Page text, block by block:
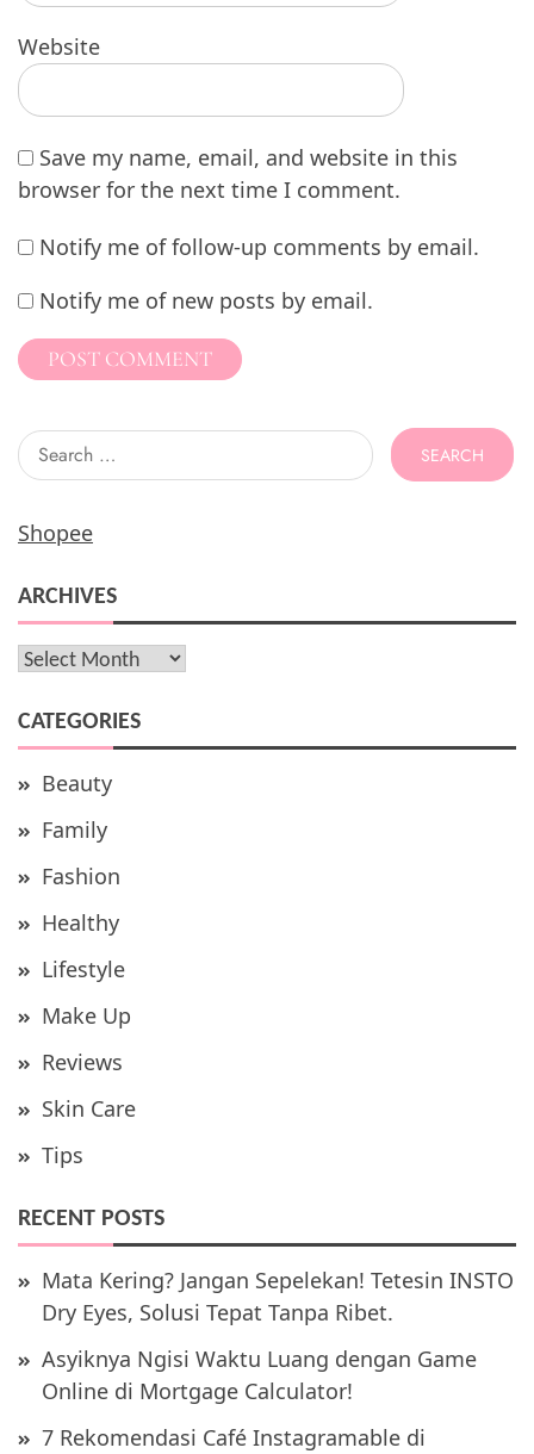
Website
Save my name, email, and website in this
browser for the next time I comment.
Notify me of follow-up comments by email.
Notify me of new posts by email.
Search
for:
Shopee
ARCHIVES
Archives
CATEGORIES
Beauty
Family
Fashion
Healthy
Lifestyle
Make Up
Reviews
Skin Care
Tips
RECENT POSTS
Mata Kering? Jangan Sepelekan! Tetesin INSTO
Dry Eyes, Solusi Tepat Tanpa Ribet.
Asyiknya Ngisi Waktu Luang dengan Game
Online di Mortgage Calculator!
7 Rekomendasi Café Instagramable di